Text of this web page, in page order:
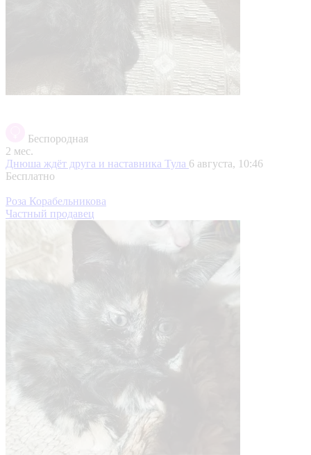
Беспородная
2 мес.
Днюша ждёт друга и наставника Тула 6 августа, 10:46
Бесплатно
Роза Корабельникова
Частный продавец